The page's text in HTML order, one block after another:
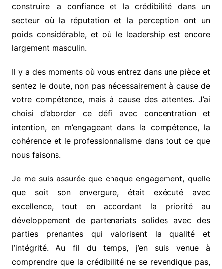
construire la confiance et la crédibilité dans un
secteur où la réputation et la perception ont un
poids considérable, et où le leadership est encore
largement masculin.
Il y a des moments où vous entrez dans une pièce et
sentez le doute, non pas nécessairement à cause de
votre compétence, mais à cause des attentes. J’ai
choisi d’aborder ce défi avec concentration et
intention, en m’engageant dans la compétence, la
cohérence et le professionnalisme dans tout ce que
nous faisons.
Je me suis assurée que chaque engagement, quelle
que soit son envergure, était exécuté avec
excellence, tout en accordant la priorité au
développement de partenariats solides avec des
parties prenantes qui valorisent la qualité et
l’intégrité. Au fil du temps, j’en suis venue à
comprendre que la crédibilité ne se revendique pas,